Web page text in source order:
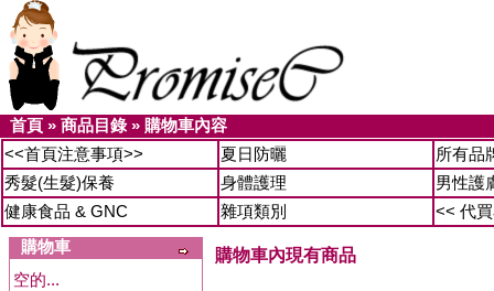
首頁 » 商品目錄» 購物車內容
<<首頁注意事項>>
夏日防曬
所有品
秀髮(生髮)保養
身體護理
男性護
健康食品 & GNC
雜項類別
<< 代
購物車
空的...
購物車內現有商品